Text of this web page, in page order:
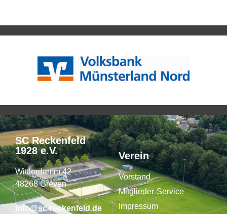
SC Reckenfeld
1928 e.V.
Wittlerdamm 42
48268 Greven
info@sc-reckenfeld.de
Verein
Vorstand
Mitglieder-Service
Impressum